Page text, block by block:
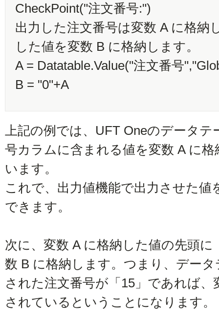
CheckPoint("注文番号:")
出力した注文番号は変数 A に格納
した値を変数 B に格納します。
A = Datatable.Value("注文番号
B = "0"+A
上記の例では、UFT Oneのデータ
号カラムに含まれる値を変数 A に
います。
これで、出力値機能で出力させた
できます。
次に、変数 A に格納した値の先頭
数 B に格納します。つまり、デー
された注文番号が「15」であれば、
されているということになります。